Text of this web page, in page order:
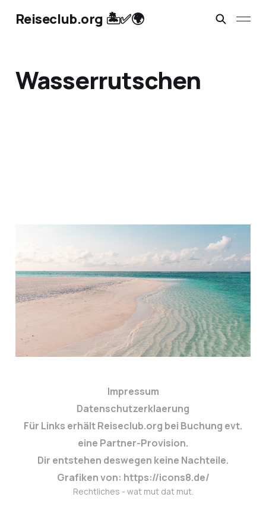
Reiseclub.org 🏝️✅🌍
Wasserrutschen
Reiseportal: Nix wie weg
1 min read
Impressum
Datenschutzerklaerung
Für Links erhält Reiseclub.org bei Buchung evt.
eine Partner-Provision.
Dir entstehen deswegen keine Nachteile.
Grafiken von: https://icons8.de/
Rechtliches - wat mut dat mut.